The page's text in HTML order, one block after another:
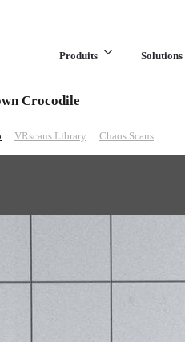
Produits Solutions
LibraryCrocodile
VRscans Library Chaos Scans